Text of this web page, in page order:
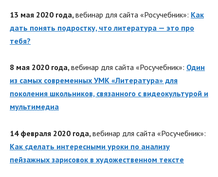
13 мая 2020 года, вебинар для сайта «Росучебник»: Как
дать понять подростку, что литература — это про
тебя?
8 мая 2020 года, вебинар для сайта «Росучебник»: Один
из самых современных УМК «Литература» для
поколения школьников, связанного с видеокультурой и
мультимедиа
14 февраля 2020 года, вебинар для сайта «Росучебник»:
Как сделать интересными уроки по анализу
пейзажных зарисовок в художественном тексте